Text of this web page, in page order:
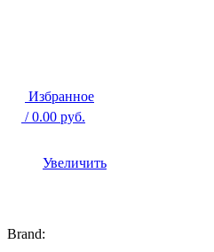
Избранное
/ 0.00 руб.
Увеличить
Brand: